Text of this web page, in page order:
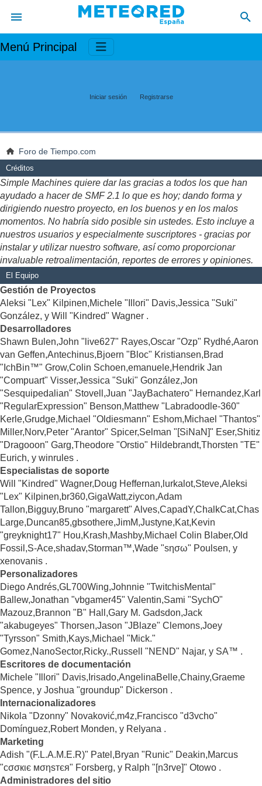
Menú Principal
Iniciar sesión Registrarse
Foro de Tiempo.com
Créditos
Simple Machines quiere dar las gracias a todos los que han
ayudado a hacer de SMF 2.1 lo que es hoy; dando forma y
dirigiendo nuestro proyecto, en los buenos y en los malos
momentos. No habría sido posible sin ustedes. Esto incluye a
nuestros usuarios y especialmente suscriptores - gracias por
instalar y utilizar nuestro software, así como proporcionar
invaluable retroalimentación, reportes de errores y opiniones.
El Equipo
Gestión de Proyectos
Aleksi "Lex" Kilpinen,Michele "Illori" Davis,Jessica "Suki"
González, y Will "Kindred" Wagner .
Desarrolladores
Shawn Bulen,John "live627" Rayes,Oscar "Ozp" Rydhé,Aaron
van Geffen,Antechinus,Bjoern "Bloc" Kristiansen,Brad
"IchBin™" Grow,Colin Schoen,emanuele,Hendrik Jan
"Compuart" Visser,Jessica "Suki" González,Jon
"Sesquipedalian" Stovell,Juan "JayBachatero" Hernandez,Karl
"RegularExpression" Benson,Matthew "Labradoodle-360"
Kerle,Grudge,Michael "Oldiesmann" Eshom,Michael "Thantos"
Miller,Norv,Peter "Arantor" Spicer,Selman "[SiNaN]" Eser,Shitiz
"Dragooon" Garg,Theodore "Orstio" Hildebrandt,Thorsten "TE"
Eurich, y winrules .
Especialistas de soporte
Will "Kindred" Wagner,Doug Heffernan,lurkalot,Steve,Aleksi
"Lex" Kilpinen,br360,GigaWatt,ziycon,Adam
Tallon,Bigguy,Bruno "margarett" Alves,CapadY,ChalkCat,Chas
Large,Duncan85,gbsothere,JimM,Justyne,Kat,Kevin
"greyknight17" Hou,Krash,Mashby,Michael Colin Blaber,Old
Fossil,S-Ace,shadav,Storman™,Wade "sησω" Poulsen, y
xenovanis .
Personalizadores
Diego Andrés,GL700Wing,Johnnie "TwitchisMental"
Ballew,Jonathan "vbgamer45" Valentin,Sami "SychO"
Mazouz,Brannon "B" Hall,Gary M. Gadsdon,Jack
"akabugeyes" Thorsen,Jason "JBlaze" Clemons,Joey
"Tyrsson" Smith,Kays,Michael "Mick."
Gomez,NanoSector,Ricky.,Russell "NEND" Najar, y SA™ .
Escritores de documentación
Michele "Illori" Davis,Irisado,AngelinaBelle,Chainy,Graeme
Spence, y Joshua "groundup" Dickerson .
Internacionalizadores
Nikola "Dzonny" Novaković,m4z,Francisco "d3vcho"
Domínguez,Robert Monden, y Relyana .
Marketing
Adish "(F.L.A.M.E.R)" Patel,Bryan "Runic" Deakin,Marcus
"cσσкιє мσηѕтєя" Forsberg, y Ralph "[n3rve]" Otowo .
Administradores del sitio